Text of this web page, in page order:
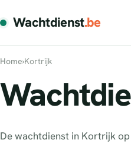
Wachtdienst.be
Home›Kortrijk
De wachtdienst in Kortrijk